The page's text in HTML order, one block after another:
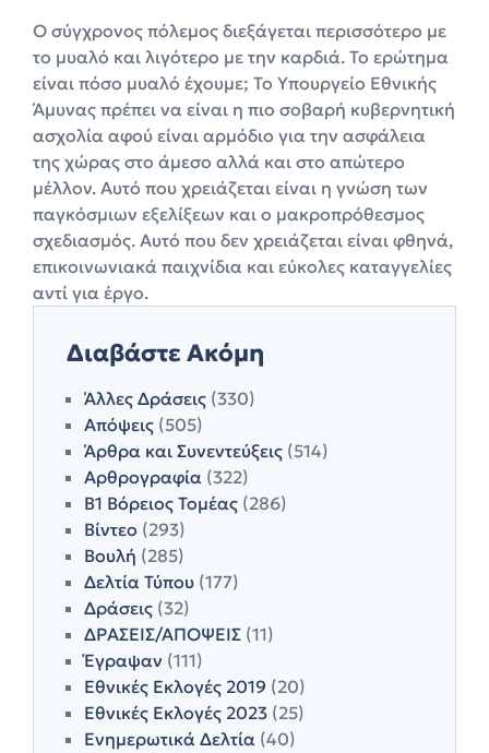
Ο σύγχρονος πόλεμος διεξάγεται περισσότερο με
το μυαλό και λιγότερο με την καρδιά. Το ερώτημα
είναι πόσο μυαλό έχουμε; Το Υπουργείο Εθνικής
Άμυνας πρέπει να είναι η πιο σοβαρή κυβερνητική
ασχολία αφού είναι αρμόδιο για την ασφάλεια
της χώρας στο άμεσο αλλά και στο απώτερο
μέλλον. Αυτό που χρειάζεται είναι η γνώση των
παγκόσμιων εξελίξεων και ο μακροπρόθεσμος
σχεδιασμός. Αυτό που δεν χρειάζεται είναι φθηνά,
επικοινωνιακά παιχνίδια και εύκολες καταγγελίες
αντί για έργο.
Διαβάστε Ακόμη
Άλλες Δράσεις (330)
Απόψεις (505)
Άρθρα και Συνεντεύξεις (514)
Αρθρογραφία (322)
Β1 Βόρειος Τομέας (286)
Βίντεο (293)
Βουλή (285)
Δελτία Τύπου (177)
Δράσεις (32)
ΔΡΑΣΕΙΣ/ΑΠΟΨΕΙΣ (11)
Έγραψαν (111)
Εθνικές Εκλογές 2019 (20)
Εθνικές Εκλογές 2023 (25)
Ενημερωτικά Δελτία (40)